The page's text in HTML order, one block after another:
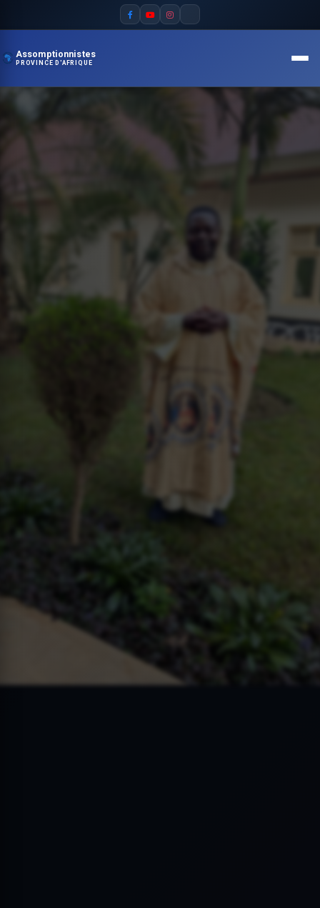
Assomptionnistes
PROVINCE D'AFRIQUE